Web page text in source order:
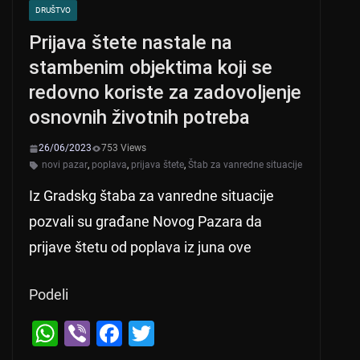
DRUŠTVO
Prijava štete nastale na
stambenim objektima koji se
redovno koriste za zadovoljenje
osnovnih životnih potreba
26/06/2023
753 Views
novi pazar, poplava, prijava štete, Štab za vanredne situacije
Iz Gradskg štaba za vanredne situacije
pozvali su građane Novog Pazara da
prijave štetu od poplava iz juna ove
Podeli
W Vi F